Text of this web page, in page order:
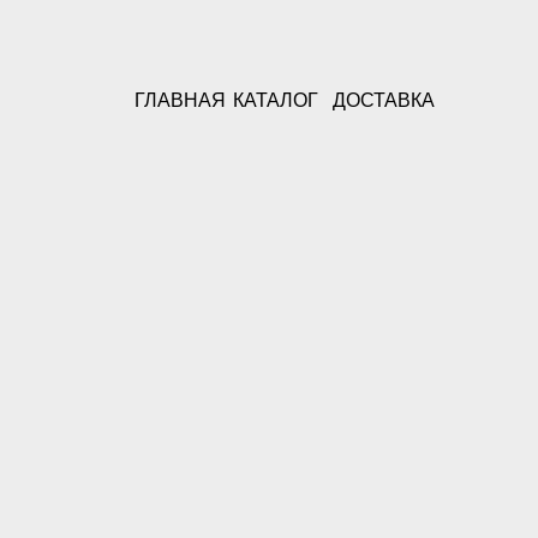
ДОСТАВКА
КАТАЛОГ
ГЛАВНАЯ